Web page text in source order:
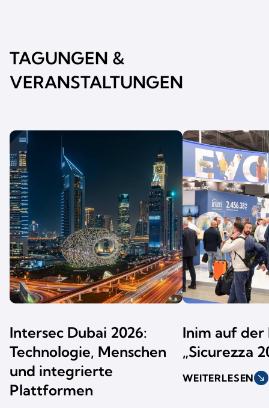
TAGUNGEN &
VERANSTALTUNGEN
Intersec Dubai 2026:
Technologie, Menschen
und integrierte
Plattformen
Inim auf der
„Sicurezza
WEITERLESEN south_east